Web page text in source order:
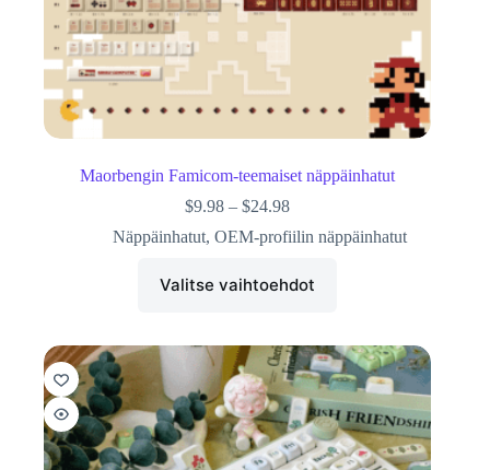
Maorbengin Famicom-teemaiset näppäinhatut
$9.98 – $24.98
Näppäinhatut, OEM-profiilin näppäinhatut
Valitse vaihtoehdot